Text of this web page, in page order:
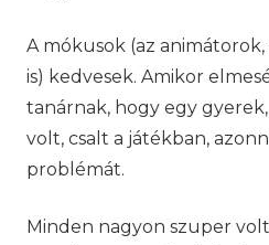
A mókusok (az
is) kedvesek. Amikor
tanárnak, hogy egy
volt, csalt a játékban,
problémát.
Minden nagyon szuper